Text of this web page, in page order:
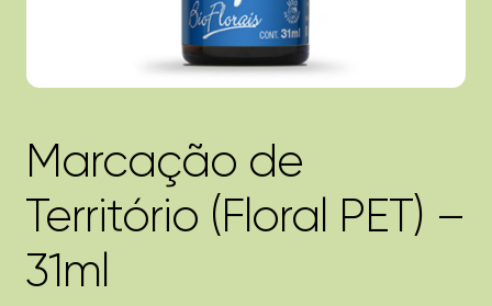
Marcação de
Território (Floral PET) –
31ml